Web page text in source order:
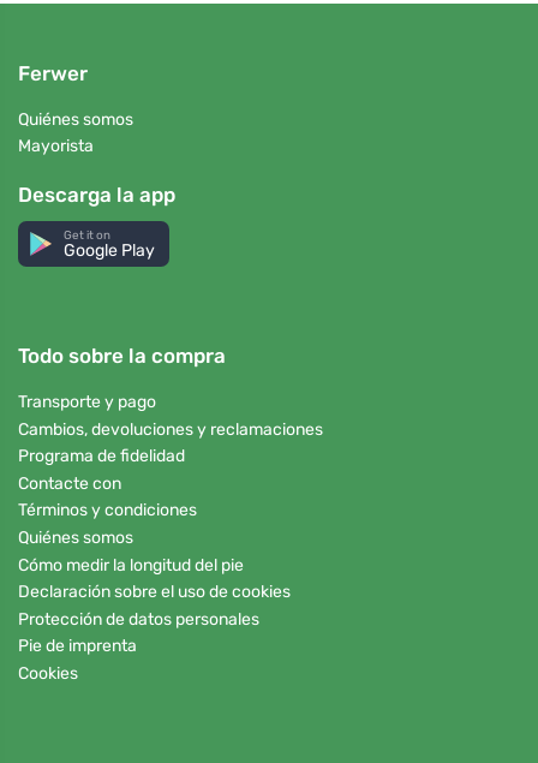
Ferwer
Quiénes somos
Mayorista
Descarga la app
Get it on
Google Play
Todo sobre la compra
Transporte y pago
Cambios, devoluciones y reclamaciones
Programa de fidelidad
Contacte con
Términos y condiciones
Quiénes somos
Cómo medir la longitud del pie
Declaración sobre el uso de cookies
Protección de datos personales
Pie de imprenta
Cookies